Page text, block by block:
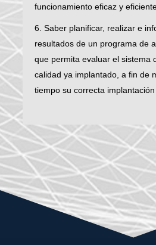
funcionamiento eficaz y
6. Saber planificar, realizar e
resultados de un programa de
que permita evaluar el sistema
calidad ya implantado, a fin de
tiempo su correcta